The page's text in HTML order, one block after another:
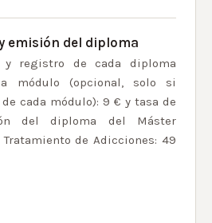
emisión del diploma
y registro de cada diploma
módulo (opcional, solo si
cada módulo): 9 € y tasa de
del diploma del Máster
de Adicciones: 49